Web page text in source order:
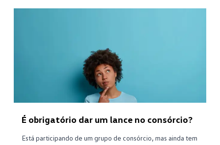
É obrigatório dar um lance no consórcio?
Está participando de um grupo de consórcio, mas ainda tem